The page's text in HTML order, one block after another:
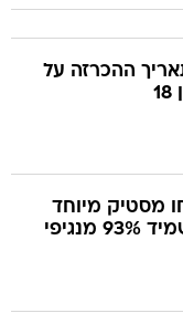
ההכרזה על
מסטיק מיוחד
שהצליח להשמיד 93% מנגיפי